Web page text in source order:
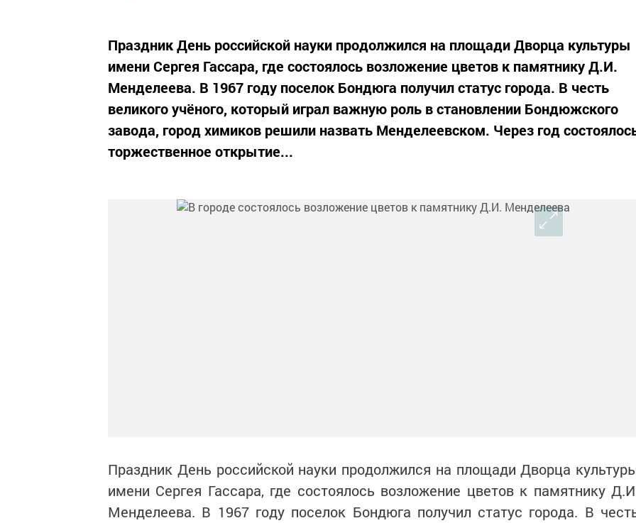
Праздник День российской науки продолжился на площади Дворца культуры
имени Сергея Гассара, где состоялось возложение цветов к памятнику Д.И.
Менделеева. В 1967 году поселок Бондюга получил статус города. В честь
великого учёного, который играл важную роль в становлении Бондюжского
завода, город химиков решили назвать Менделеевском. Через год
торжественное открытие...
Праздник День российской науки продолжился на площади Дворца
имени Сергея Гассара, где состоялось возложение цветов к памятнику
Менделеева. В 1967 году поселок Бондюга получил статус города. В